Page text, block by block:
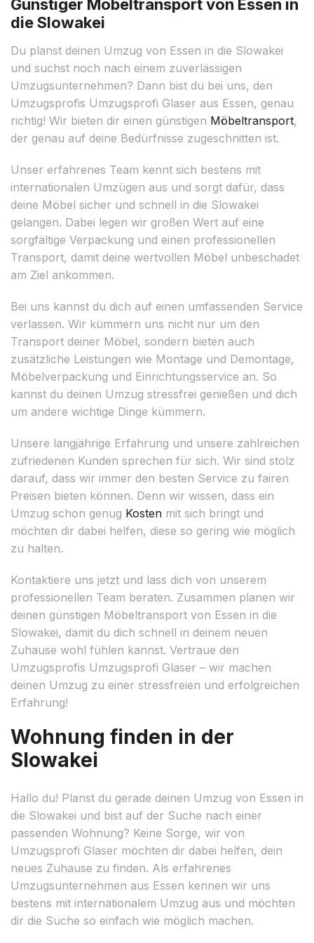
Günstiger Möbeltransport von Essen in
die Slowakei
Du planst deinen Umzug von Essen in die Slowakei
und suchst noch nach einem zuverlässigen
Umzugsunternehmen? Dann bist du bei uns, den
Umzugsprofis Umzugsprofi Glaser aus Essen, genau
richtig! Wir bieten dir einen günstigen Möbeltransport,
der genau auf deine Bedürfnisse zugeschnitten ist.
Unser erfahrenes Team kennt sich bestens mit
internationalen Umzügen aus und sorgt dafür, dass
deine Möbel sicher und schnell in die Slowakei
gelangen. Dabei legen wir großen Wert auf eine
sorgfältige Verpackung und einen professionellen
Transport, damit deine wertvollen Möbel unbeschadet
am Ziel ankommen.
Bei uns kannst du dich auf einen umfassenden Service
verlassen. Wir kümmern uns nicht nur um den
Transport deiner Möbel, sondern bieten auch
zusätzliche Leistungen wie Montage und Demontage,
Möbelverpackung und Einrichtungsservice an. So
kannst du deinen Umzug stressfrei genießen und dich
um andere wichtige Dinge kümmern.
Unsere langjährige Erfahrung und unsere zahlreichen
zufriedenen Kunden sprechen für sich. Wir sind stolz
darauf, dass wir immer den besten Service zu fairen
Preisen bieten können. Denn wir wissen, dass ein
Umzug schon genug Kosten mit sich bringt und
möchten dir dabei helfen, diese so gering wie möglich
zu halten.
Kontaktiere uns jetzt und lass dich von unserem
professionellen Team beraten. Zusammen planen wir
deinen günstigen Möbeltransport von Essen in die
Slowakei, damit du dich schnell in deinem neuen
Zuhause wohl fühlen kannst. Vertraue den
Umzugsprofis Umzugsprofi Glaser – wir machen
deinen Umzug zu einer stressfreien und erfolgreichen
Erfahrung!
Wohnung finden in der
Slowakei
Hallo du! Planst du gerade deinen Umzug von Essen in
die Slowakei und bist auf der Suche nach einer
passenden Wohnung? Keine Sorge, wir von
Umzugsprofi Glaser möchten dir dabei helfen, dein
neues Zuhause zu finden. Als erfahrenes
Umzugsunternehmen aus Essen kennen wir uns
bestens mit internationalem Umzug aus und möchten
dir die Suche so einfach wie möglich machen.